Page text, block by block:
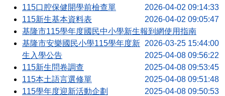
115口腔保健開學前檢查單
2026-04-02 09:14:33
115新生基本資料表
2026-04-02 09:05:47
基隆市115學年度國民中小學新生報到網使用指南
2026-03-25 15:44:00
基隆市安樂國民小學115學年度新
生入學公告
2025-04-08 09:56:22
115新生問卷調查
2025-04-08 09:53:45
115本土語言選修單
2025-04-08 09:51:48
115學年度迎新活動企劃
2025-04-08 09:50:53